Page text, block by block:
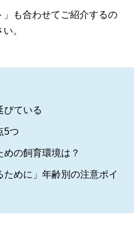
」も合わせてご紹介するの
。
びている
5つ
の飼育環境は？
ために」年齢別の注意ポイ